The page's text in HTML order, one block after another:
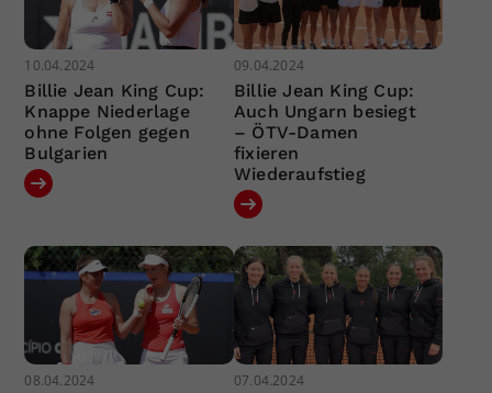
10.04.2024
Billie Jean King Cup:
Knappe Niederlage
ohne Folgen gegen
Bulgarien
09.04.2024
Billie Jean King Cup:
Auch Ungarn besiegt
– ÖTV-Damen
fixieren
Wiederaufstieg
08.04.2024 07.04.2024